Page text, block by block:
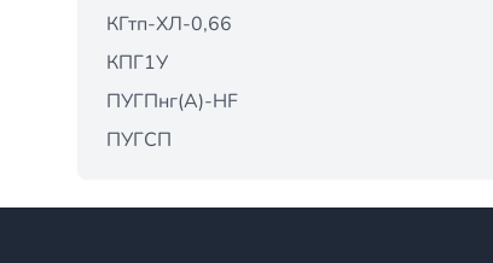
КГтп-ХЛ-0,66
КПГ1У
ПУГПнг(А)-HF
ПУГСП